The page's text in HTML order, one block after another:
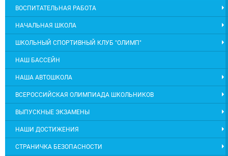
ВОСПИТАТЕЛЬНАЯ РАБОТА
НАЧАЛЬНАЯ ШКОЛА
ШКОЛЬНЫЙ СПОРТИВНЫЙ КЛУБ "ОЛИМП"
НАШ БАССЕЙН
НАША АВТОШКОЛА
ВСЕРОССИЙСКАЯ ОЛИМПИАДА ШКОЛЬНИКОВ
ВЫПУСКНЫЕ ЭКЗАМЕНЫ
НАШИ ДОСТИЖЕНИЯ
СТРАНИЧКА БЕЗОПАСНОСТИ